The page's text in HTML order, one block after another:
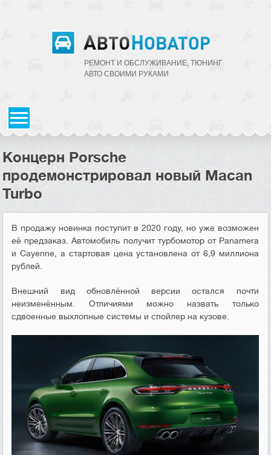
РЕМОНТ И ОБСЛУЖИВАНИЕ, ТЮНИНГ
АВТО CВОИМИ РУКАМИ
Концерн Porsche
продемонстрировал новый Macan
Turbo
В продажу новинка поступит в 2020 году, но уже возможен
её предзаказ. Автомобиль получит турбомотор от Panamera
и Cayenne, а стартовая цена установлена от 6,9 миллиона
рублей.
Внешний вид обновлённой версии остался
почти
неизменённым
Отличиями можно назвать
только
сдвоенные выхлопные системы и спойлер на кузове